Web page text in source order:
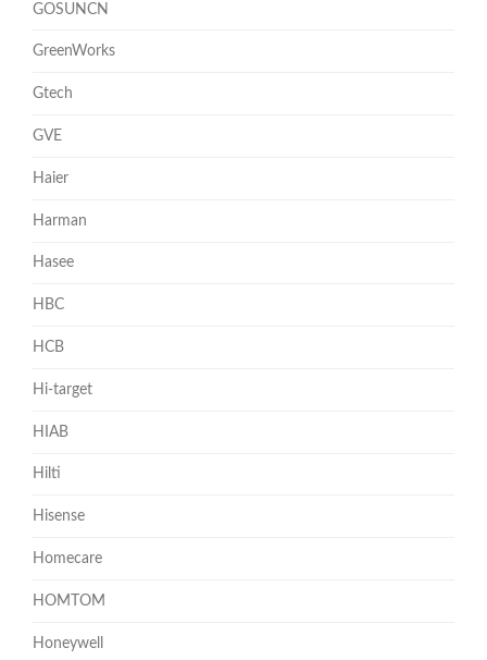
GOSUNCN
GreenWorks
Gtech
GVE
Haier
Harman
Hasee
HBC
HCB
Hi-target
HIAB
Hilti
Hisense
Homecare
HOMTOM
Honeywell